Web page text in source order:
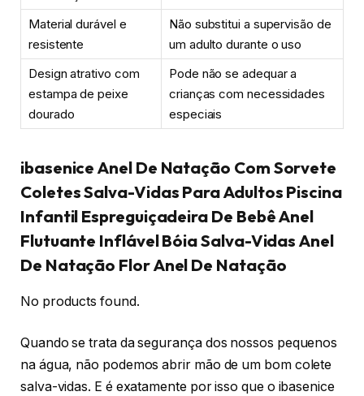
Material durável e
resistente
Não substitui a supervisão de
um adulto durante o uso
Design atrativo com
estampa de peixe
dourado
Pode não se adequar a
crianças com necessidades
especiais
ibasenice Anel De Natação Com Sorvete
Coletes Salva-Vidas Para Adultos Piscina
Infantil Espreguiçadeira De Bebê Anel
Flutuante Inflável Bóia Salva-Vidas Anel
De Natação Flor Anel De Natação
No products found.
Quando se trata da segurança dos nossos pequenos
na água, não podemos abrir mão de um bom colete
salva-vidas. E é exatamente por isso que o ibasenice